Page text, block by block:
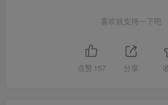
喜欢就支持一下吧
点赞 157 分享